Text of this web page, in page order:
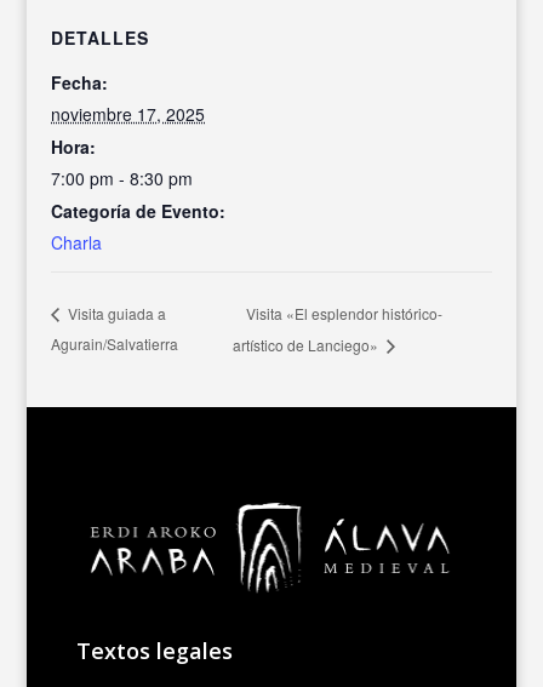
DETALLES
Fecha:
noviembre 17, 2025
Hora:
7:00 pm - 8:30 pm
Categoría de Evento:
Charla
Visita guiada a
Agurain/Salvatierra
Visita «El esplendor histórico-
artístico de Lanciego»
Textos legales